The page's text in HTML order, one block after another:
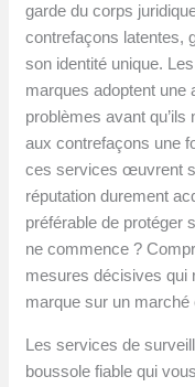
garde du corps
contrefaçons latentes,
son identité unique.
marques adoptent une
problèmes avant
aux contrefaçons une
ces services œuvrent
réputation durement
préférable de protéger
ne commence ?
mesures décisives qui
marque sur un marché
Les services de
boussole fiable qui